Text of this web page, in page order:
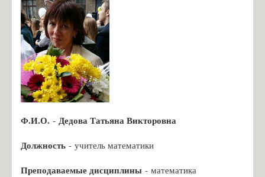
Иванова И.В., учитель нач. классов
Ленская Г.А., учитель нач. классов
Макогон А.В., учитель нач. классов
Михайлова Л.В., учитель нач. классов
Сидорова Н.Н., учитель нач.классов
Никифорова О.М., учитель нач. классов
Амосёнок Н.Л., учитель математики
Ф.И.О. - Дедова Татьяна Викторовна
Должность - учитель математики
Преподаваемые дисциплины - математика